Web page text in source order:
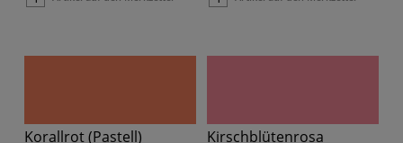
Korallrot (Pastell) Kirschblütenrosa